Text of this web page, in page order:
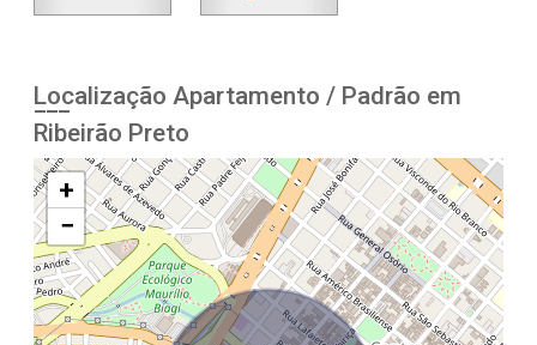
Localização Apartamento / Padrão em
Ribeirão Preto
+
−